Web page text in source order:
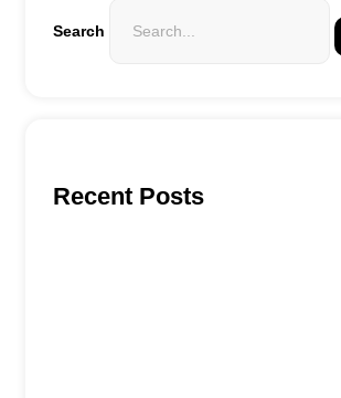
Search
Recent Posts